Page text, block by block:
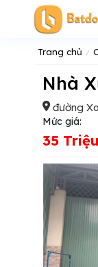
Trang chủ
Nhà
đường
Mức giá:
35